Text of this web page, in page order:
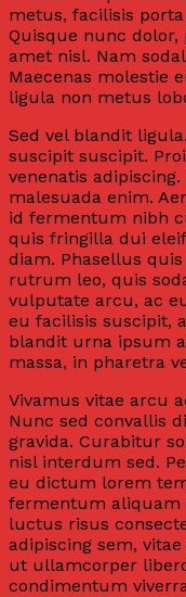
metus, facilisis
Quisque nunc
amet nisl. Nam
Maecenas molestie
ligula non metus
Sed vel blandit
suscipit suscipit.
venenatis
malesuada enim.
id fermentum nibh
quis fringilla dui
diam. Phasellus
rutrum leo, quis
vulputate arcu, ac
eu facilisis suscipit,
blandit urna ipsum
massa, in pharetra
Vivamus vitae arcu
Nunc sed convallis
gravida. Curabitur
nisl interdum sed.
eu dictum lorem
fermentum aliquam
luctus risus
adipiscing sem,
ut ullamcorper
condimentum